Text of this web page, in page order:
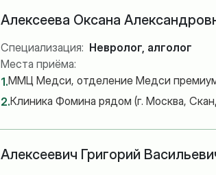
Алексеева Оксана
Специализация: Невролог, алголог
Места приёма:
1.ММЦ Медси, отделение Медси премиум
2.Клиника Фомина рядом (г. Москва,
Алексеевич Григорий